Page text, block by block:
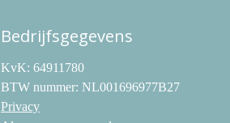
Bedrijfsgegevens
KvK: 64911780
BTW nummer: NL001696977B27
Privacy